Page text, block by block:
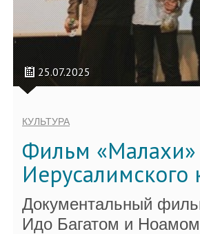
25.07.2025
КУЛЬТУРА
Фильм
Иерусалимского
Документальный
Идо Багатом и